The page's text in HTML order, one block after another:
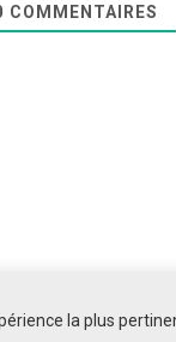
la plus
COMMENTAIRES